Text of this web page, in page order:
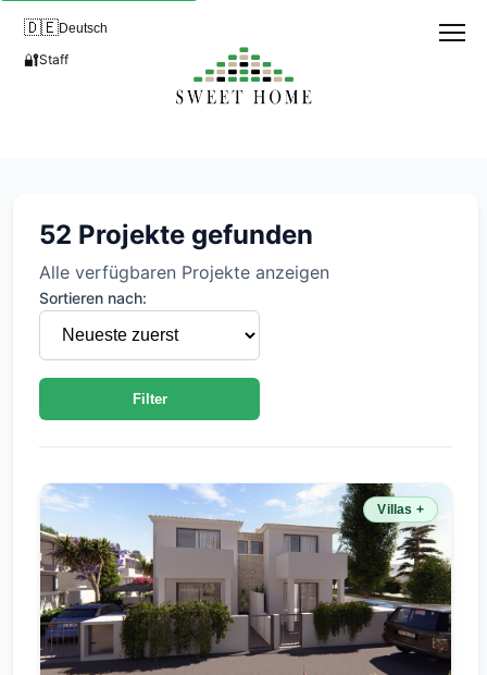
🇩🇪Deutsch
🔐Staff
52 Projekte gefunden
Alle verfügbaren Projekte anzeigen
Sortieren nach:
Filter
Villas +